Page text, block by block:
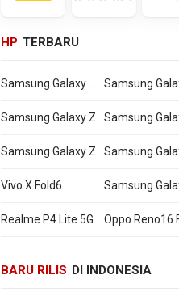
HP TERBARU
Vivo X Fold6
Realme P4 Lite 5G Oppo Reno16
BARU RILIS DI INDONESIA